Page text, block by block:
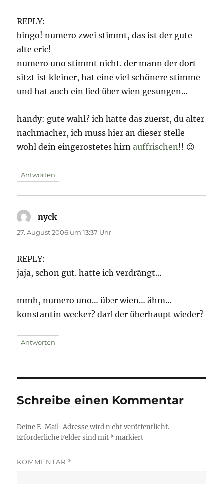
REPLY:
bingo! numero zwei stimmt, das ist der gute
alte eric!
numero uno stimmt nicht. der mann der dort
sitzt ist kleiner, hat eine viel schönere stimme
und hat auch ein lied über wien gesungen…
handy: gute wahl? ich hatte das zuerst, du alter
nachmacher, ich muss hier an dieser stelle
wohl dein eingerostetes hirnauffrischen!! 😉
Antworten
nyck
27. August 2006 um 13:37 Uhr
REPLY:
jaja, schon gut. hatte ich verdrängt…
mmh, numero uno… über wien… ähm…
konstantin wecker? darf der überhaupt wieder?
Antworten
Schreibe einen Kommentar
Deine E-Mail-Adresse wird nicht veröffentlicht.
Erforderliche Felder sind mit *markiert
KOMMENTAR *